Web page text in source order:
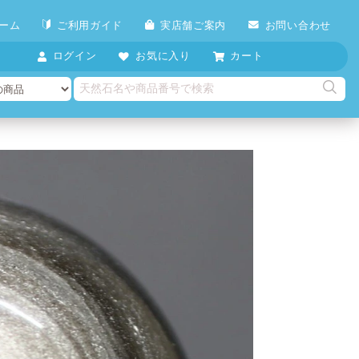
ム ご利用ガイド 実店舗ご案内 お問い合わせ
ログイン お気に入り カート